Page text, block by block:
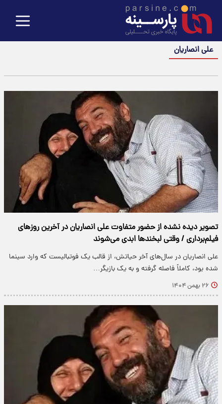
علی انصاریان
تصویر دیده نشده از حضور متفاوت علی انصاریان در آخرین روزهای
فیلم‌برداری / وقتی لبخندها ابدی می‌شوند
علی انصاریان در سال‌های آخر حیاتش، از قالب یک فوتبالیست که وارد سینما
شده بود، کاملاً فاصله گرفته و به یک بازیگر…
۲۶ بهمن ۱۴۰۴